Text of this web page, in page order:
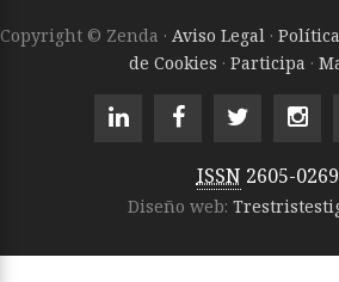
Copyright © Zenda · Aviso Legal ·
de Cookies · Participa ·
ISSN 2605-0269
Diseño web: